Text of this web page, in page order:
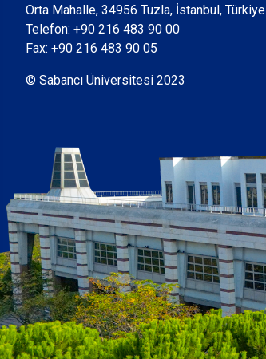
Orta Mahalle, 34956 Tuzla, İstanbul, Türkiye
Telefon: +90 216 483 90 00
Fax: +90 216 483 90 05
© Sabancı Üniversitesi 2023